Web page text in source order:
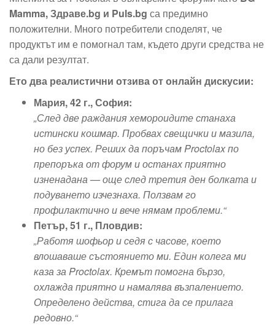
Mamma, Здраве.bg и Puls.bg са предимно
положителни. Много потребители споделят, че
продуктът им е помогнал там, където други средства не
са дали резултат.
Ето два реалистични отзива от онлайн дискусии:
Мария, 42 г., София:
„След две раждания хемороидите станаха
истински кошмар. Пробвах свещички и мазила,
но без успех. Реших да поръчам Proctolax по
препоръка от форум и останах приятно
изненадана — още след третия ден болката и
подуването изчезнаха. Ползвам го
профилактично и вече нямам проблеми.“
Петър, 51 г., Пловдив:
„Работя шофьор и седя с часове, което
влошаваше състоянието ми. Един колега ми
каза за Proctolax. Кремът помогна бързо,
охлажда приятно и намалява възпалението.
Определено действа, стига да се прилага
редовно.“